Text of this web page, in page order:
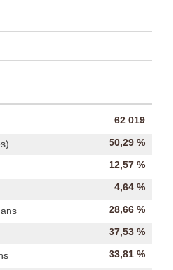
62 019
50,29 %
12,57 %
4,64 %
28,66 %
37,53 %
33,81 %